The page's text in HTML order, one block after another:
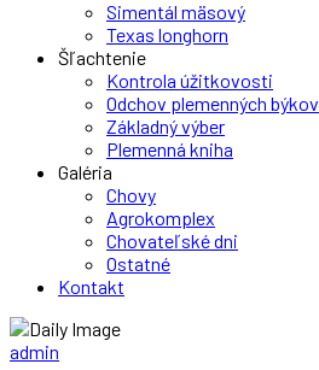
Simentál mäsový
Texas longhorn
Šľachtenie
Kontrola úžitkovosti
Odchov plemenných býkov
Základný výber
Plemenná kniha
Galéria
Chovy
Agrokomplex
Chovateľské dni
Ostatné
Kontakt
admin